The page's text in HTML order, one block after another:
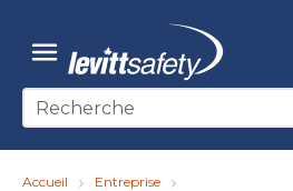
Skip to main content
menu
Recherche sur le site
Accueil
Entreprise